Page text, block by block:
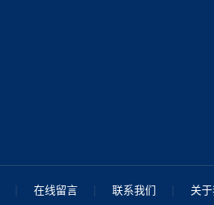
| 在线留言 | 联系我们 | 关